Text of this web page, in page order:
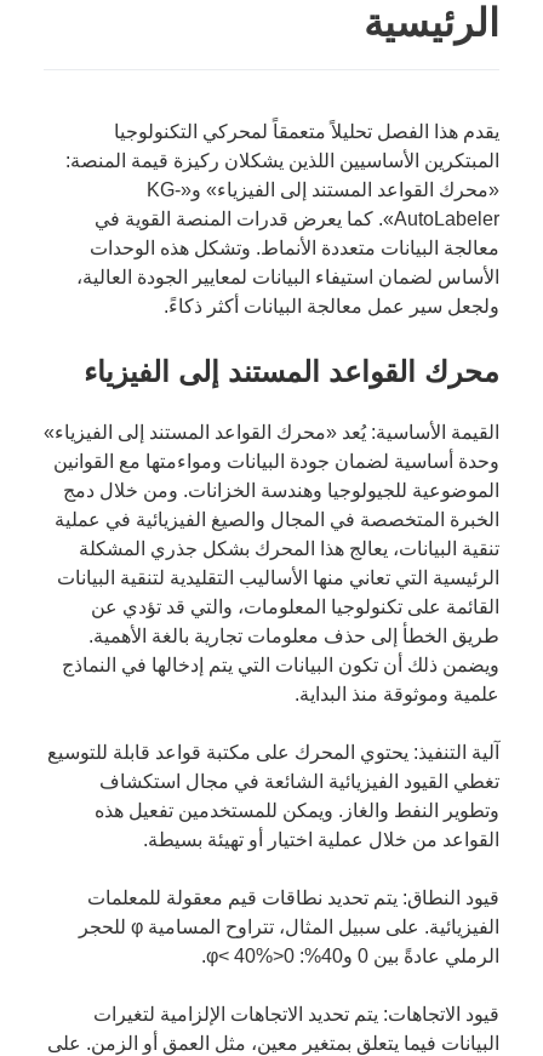
الرئيسية
يقدم هذا الفصل تحليلاً متعمقاً لمحركي التكنولوجيا
المبتكرين الأساسيين اللذين يشكلان ركيزة قيمة المنصة:
«محرك القواعد المستند إلى الفيزياء» و«KG-
AutoLabeler». كما يعرض قدرات المنصة القوية في
معالجة البيانات متعددة الأنماط. وتشكل هذه الوحدات
الأساس لضمان استيفاء البيانات لمعايير الجودة العالية،
ولجعل سير عمل معالجة البيانات أكثر ذكاءً.
محرك القواعد المستند إلى الفيزياء
القيمة الأساسية: يُعد «محرك القواعد المستند إلى الفيزياء»
وحدة أساسية لضمان جودة البيانات ومواءمتها مع القوانين
الموضوعية للجيولوجيا وهندسة الخزانات. ومن خلال دمج
الخبرة المتخصصة في المجال والصيغ الفيزيائية في عملية
تنقية البيانات، يعالج هذا المحرك بشكل جذري المشكلة
الرئيسية التي تعاني منها الأساليب التقليدية لتنقية البيانات
القائمة على تكنولوجيا المعلومات، والتي قد تؤدي عن
طريق الخطأ إلى حذف معلومات تجارية بالغة الأهمية.
ويضمن ذلك أن تكون البيانات التي يتم إدخالها في النماذج
علمية وموثوقة منذ البداية.
آلية التنفيذ: يحتوي المحرك على مكتبة قواعد قابلة للتوسيع
تغطي القيود الفيزيائية الشائعة في مجال استكشاف
وتطوير النفط والغاز. ويمكن للمستخدمين تفعيل هذه
القواعد من خلال عملية اختيار أو تهيئة بسيطة.
قيود النطاق: يتم تحديد نطاقات قيم معقولة للمعلمات
الفيزيائية. على سبيل المثال، تتراوح المسامية φ للحجر
الرملي عادةً بين 0 و40%: 0<φ< 40%.
قيود الاتجاهات: يتم تحديد الاتجاهات الإلزامية لتغيرات
البيانات فيما يتعلق بمتغير معين، مثل العمق أو الزمن. على